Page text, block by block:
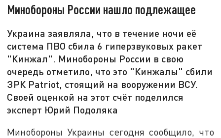
Минобороны России нашло подлежащее
Украина заявляла, что в течение ночи её
система ПВО сбила 6 гиперзвуковых ракет
"Кинжал". Минобороны России в свою
очередь отметило, что это "Кинжалы" сбили
ЗРК Patriot, стоящий на вооружении ВСУ.
Своей оценкой на этот счёт поделился
эксперт Юрий Подоляка
Минобороны Украины сегодня сообщило, что